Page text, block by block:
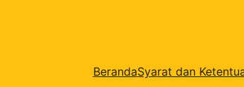
BerandaSyarat dan